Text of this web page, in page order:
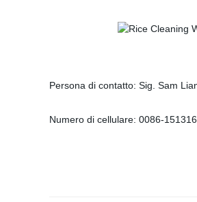
Persona di contatto: Sig. Sam
Numero di cellulare: 0086-